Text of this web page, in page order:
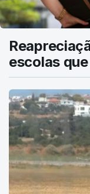
escolas